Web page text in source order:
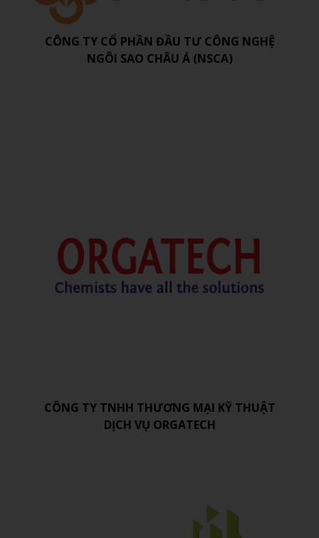
CÔNG TY CỔ PHẦN ĐẦU TƯ CÔNG NGHỆ
NGÔI SAO CHÂU Á (NSCA)
CÔNG TY TNHH THƯƠNG MẠI KỸ THUẬT
DỊCH VỤ ORGATECH